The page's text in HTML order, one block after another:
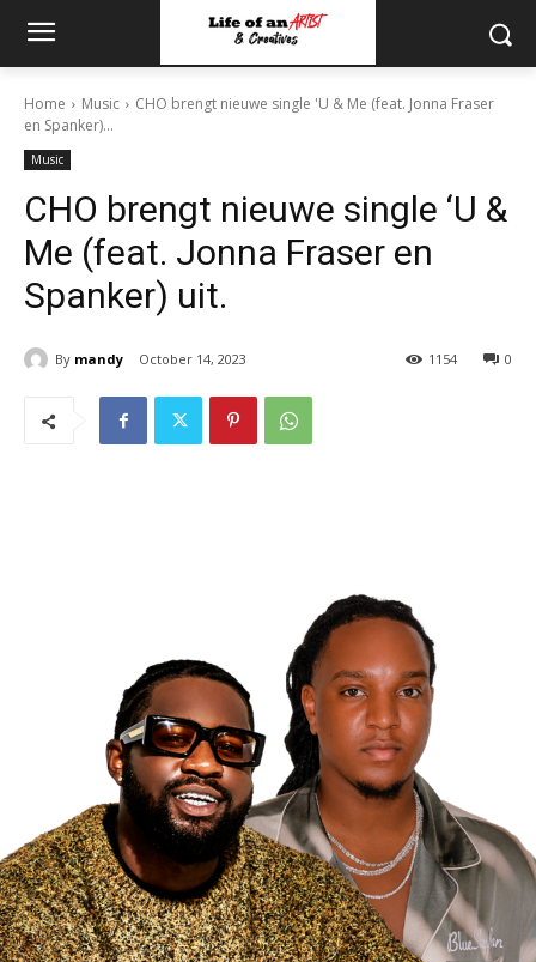
Home Music
CHO brengt nieuwe single 'U & Me (feat. Jonna Fraser
en Spanker)...
Music
CHO brengt nieuwe single ‘U &
Me (feat. Jonna Fraser en
Spanker) uit.
By mandy October 14, 2023 0
1154